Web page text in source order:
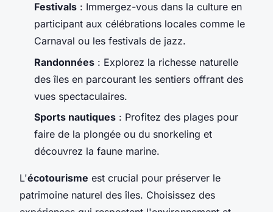
Festivals : Immergez-vous dans la culture en
participant aux célébrations locales comme le
Carnaval ou les festivals de jazz.
Randonnées : Explorez la richesse naturelle
des îles en parcourant les sentiers offrant des
vues spectaculaires.
Sports nautiques : Profitez des plages pour
faire de la plongée ou du snorkeling et
découvrez la faune marine.
L'écotourisme est crucial pour préserver le
patrimoine naturel des îles. Choisissez des